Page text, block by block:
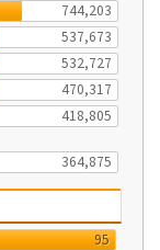
744,203
537,673
532,727
470,317
418,805
364,875
95